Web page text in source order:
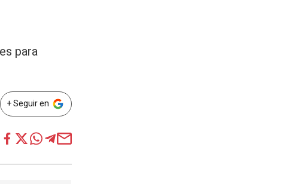
para
+ Seguir en